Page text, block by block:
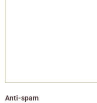
Anti-spam